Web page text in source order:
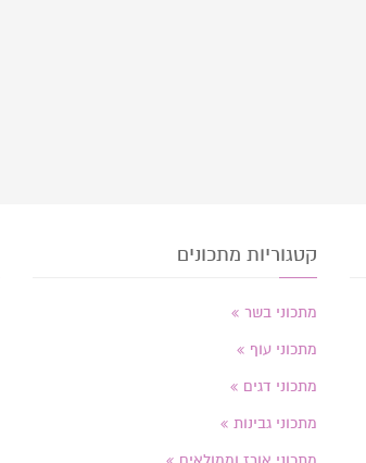
קטגוריות מתכונים
מתכוני בשר
מתכוני עוף
מתכוני דגים
מתכוני גבינות